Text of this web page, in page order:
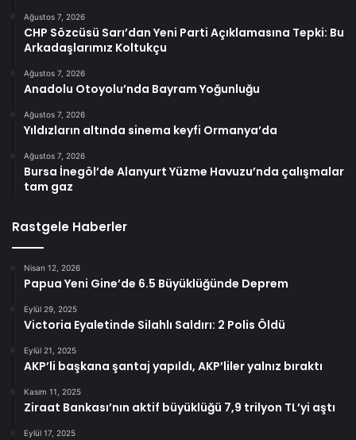
Ağustos 7, 2026
CHP Sözcüsü Sarı’dan Yeni Parti Açıklamasına Tepki: Bu
Arkadaşlarımız Koltukçu
Ağustos 7, 2026
Anadolu Otoyolu’nda Bayram Yoğunluğu
Ağustos 7, 2026
Yıldızların altında sinema keyfi Ormanya’da
Ağustos 7, 2026
Bursa İnegöl’de Alanyurt Yüzme Havuzu’nda çalışmalar
tam gaz
Rastgele Haberler
Nisan 12, 2026
Papua Yeni Gine’de 6.5 Büyüklüğünde Deprem
Eylül 29, 2025
Victoria Eyaletinde Silahlı Saldırı: 2 Polis Öldü
Eylül 21, 2025
AKP’li başkana şantaj yapıldı, AKP’liler yalnız bıraktı
Kasım 11, 2025
Ziraat Bankası’nın aktif büyüklüğü 7,9 trilyon TL’yi aştı
Eylül 17, 2025